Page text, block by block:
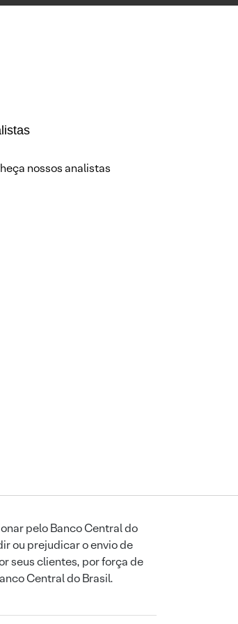
nossos analistas
pelo Banco Central do
ou prejudicar o envio de
seus clientes, por força de
Central do Brasil.